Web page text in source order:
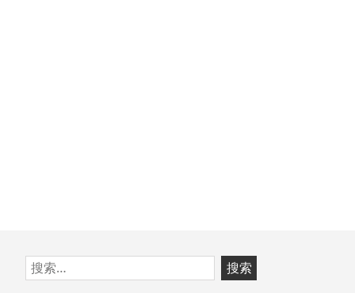
跳
至
搜
索：